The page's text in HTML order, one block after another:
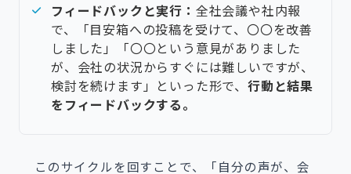
フィードバックと実行： 全社会議や社内報
で、「目安箱への投稿を受けて、〇〇を改善
しました」「〇〇という意見がありました
が、会社の状況からすぐには難しいですが、
検討を続けます」といった形で、 行動と結果
をフィードバックする。
このサイクルを回すことで、「自分の声が、会